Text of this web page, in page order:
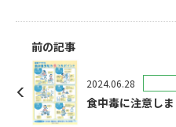
前の記事
2024.06.28
食中毒に注意しま